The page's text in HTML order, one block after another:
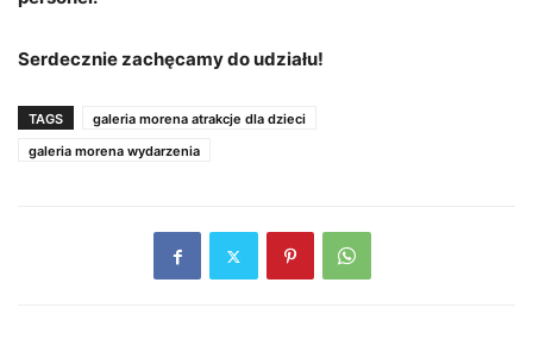
Serdecznie zachęcamy do udziału!
TAGS
galeria morena atrakcje dla dzieci
galeria morena wydarzenia